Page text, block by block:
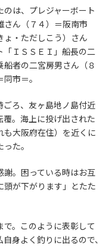
は、プレジャーボート
ん（７４）＝阪南市
ょ・ただしこう）さん
「ＩＳＳＥＩ」船長の二
者の二宮房男さん（８
市＝。
ろ、友ヶ島地ノ島付近
。海上に投げ出された
も大阪府在住）を近くに
た。
。困っている時はお互
頭が下がります」とたた
。このように表彰して
身よく釣りに出るので、